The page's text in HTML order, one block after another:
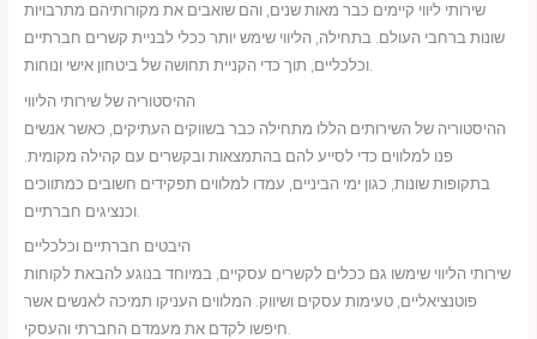
שירותי ליווי קיימים כבר מאות שנים, והם שואבים את מקורותיהם מתרבויות
שונות ברחבי העולם. בתחילה, הליווי שימש יותר ככלי לבניית קשרים חברתיים
וכלכליים, תוך כדי הקניית תחושה של ביטחון אישי ונוחות.
ההיסטוריה של שירותי הליווי
ההיסטוריה של השירותים הללו מתחילה כבר בשווקים העתיקים, כאשר אנשים
פנו למלווים כדי לסייע להם בהתמצאות ובקשרים עם קהילה מקומית.
בתקופות שונות, כגון ימי הביניים, עמדו למלווים תפקידים חשובים כמתווכים
וכנציגים חברתיים.
היבטים חברתיים וכלכליים
שירותי הליווי שימשו גם ככלים לקשרים עסקיים, במיוחד בנוגע להבאת לקוחות
פוטנציאליים, טעימות עסקים ושיווק. המלווים העניקו תמיכה לאנשים אשר